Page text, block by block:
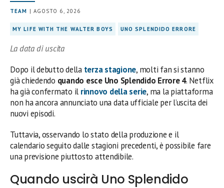
TEAM | AGOSTO 6, 2026
MY LIFE WITH THE WALTER BOYS UNO SPLENDIDO ERRORE
La data di uscita
Dopo il debutto della terza stagione, molti fan si stanno
già chiedendo quando esce Uno Splendido Errore 4. Netflix
ha già confermato il rinnovo della serie, ma la piattaforma
non ha ancora annunciato una data ufficiale per l’uscita dei
nuovi episodi.
Tuttavia, osservando lo stato della produzione e il
calendario seguito dalle stagioni precedenti, è possibile fare
una previsione piuttosto attendibile.
Quando uscirà Uno Splendido